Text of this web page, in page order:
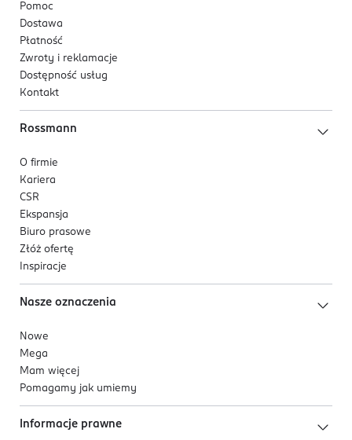
Pomoc
Dostawa
Płatność
Zwroty i reklamacje
Dostępność usług
Kontakt
Rossmann
O firmie
Kariera
CSR
Ekspansja
Biuro prasowe
Złóż ofertę
Inspiracje
Nasze oznaczenia
Nowe
Mega
Mam więcej
Pomagamy jak umiemy
Informacje prawne